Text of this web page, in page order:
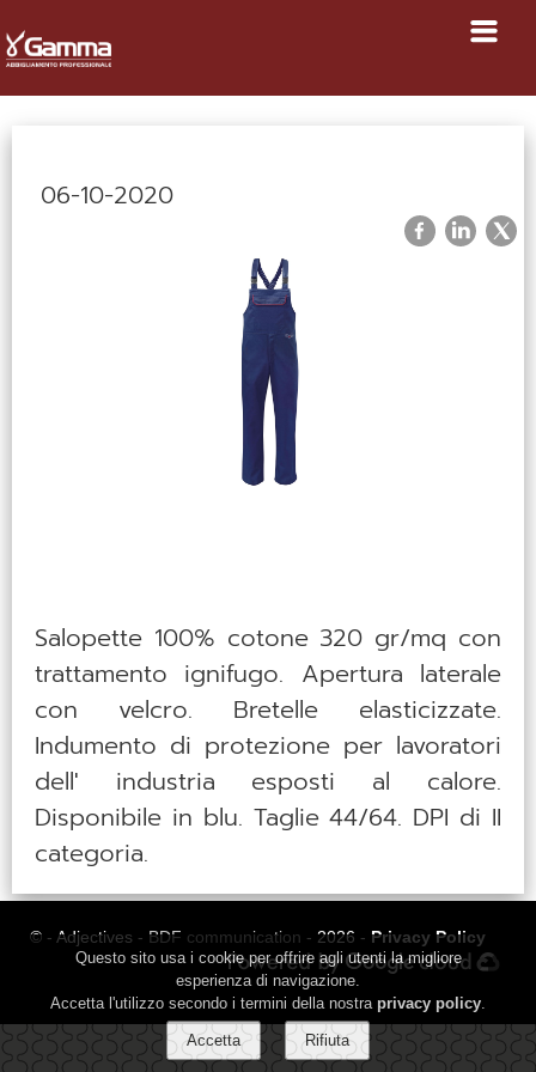
06-10-2020
Salopette 100% cotone 320 gr/mq con
trattamento ignifugo. Apertura laterale
con velcro. Bretelle elasticizzate.
Indumento di protezione per lavoratori
dell′ industria esposti al calore.
Disponibile in blu. Taglie 44/64. DPI di II
categoria.
© - Adjectives - BDF communication - 2026 - Privacy Policy
Questo sito usa i cookie per offrire agli utenti la migliore
esperienza di navigazione.
Accetta l'utilizzo secondo i termini della nostra privacy policy.